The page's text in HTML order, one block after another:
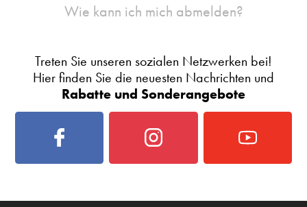
Wie kann ich mich abmelden?
Treten Sie unseren sozialen Netzwerken bei!
Hier finden Sie die neuesten Nachrichten und
Rabatte und Sonderangebote